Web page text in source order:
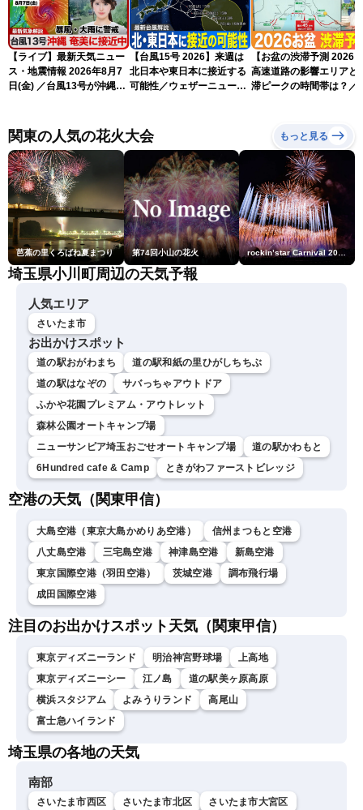
【ライブ】最新天気ニュー
ス・地震情報 2026年8月7
日(金) ／台風13号が沖縄・
ュースLiVEイブニング・小
川千奈／内藤邦裕〉
【台風15号 2026】来週は
北日本や東日本に接近する
可能性／ウェザーニュース
【お盆の渋滞予測 2026】
高速道路の影響エリアと
滞ピークの時間帯は？／
関東の人気の花火大会 もっと見る
芭蕉の里くろばね夏まつり 第74回小山の花火
埼玉県小川町周辺の天気予報
人気エリア
さいたま市
お出かけスポット
道の駅おがわまち
道の駅和紙の里ひがしちちぶ
道の駅はなぞの
サバっちゃアウトドア
ふかや花園プレミアム・アウトレット
森林公園オートキャンプ場
ニューサンピア埼玉おごせオートキャンプ場
道の駅かわもと
6Hundred cafe & Camp
ときがわファーストビレッジ
空港の天気（関東甲信）
大島空港（東京大島かめりあ空港）
信州まつもと空港
八丈島空港
三宅島空港 神津島空港
新島空港
東京国際空港（羽田空港）
茨城空港
調布飛行場
成田国際空港
注目のお出かけスポット天気（関東甲信）
東京ディズニーランド 明治神宮野球場
上高地
東京ディズニーシー
江ノ島
道の駅美ヶ原高原
横浜スタジアム
よみうりランド
高尾山
富士急ハイランド
埼玉県の各地の天気
南部
さいたま市西区 さいたま市北区 さいたま市大宮区